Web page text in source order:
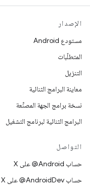
الإصدار
مستودع Android
المتطلّبات
التنزيل
معاينة البرامج الثنائية
نسخة برامج الجهة المصنِّعة
البرامج الثنائية لبرنامج التشغيل
التواصل
حساب ‎@Android على X
حساب ‎@AndroidDev على X